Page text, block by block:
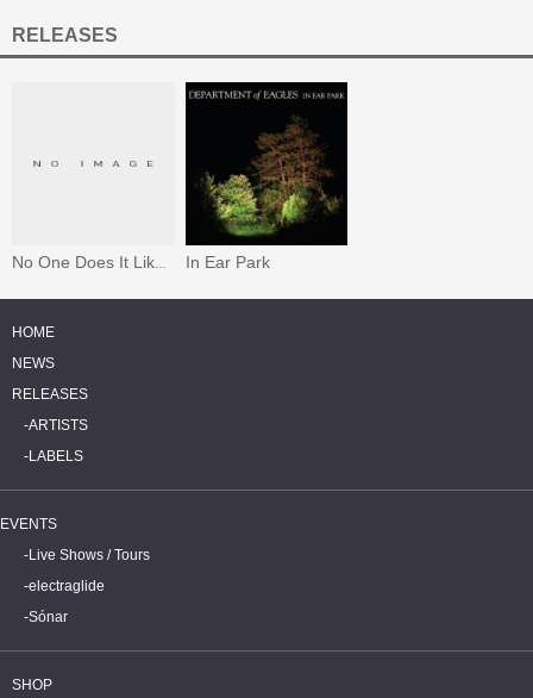
RELEASES
In Ear Park
HOME
NEWS
RELEASES
ARTISTS
LABELS
EVENTS
Live Shows / Tours
electraglide
Sónar
SHOP